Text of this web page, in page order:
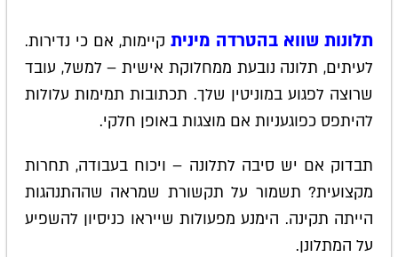
תלונות שווא בהטרדה מינית קיימות, אם כי נדירות.
לעיתים, תלונה נובעת ממחלוקת אישית – למשל, עובד
שרוצה לפגוע במוניטין שלך. תכתובות תמימות עלולות
להיתפס כפוגעניות אם מוצגות באופן חלקי.
תבדוק אם יש סיבה לתלונה – ויכוח בעבודה, תחרות
מקצועית? תשמור על תקשורת שמראה שההתנהגות
הייתה תקינה. הימנע מפעולות שייראו כניסיון להשפיע
על המתלונן.